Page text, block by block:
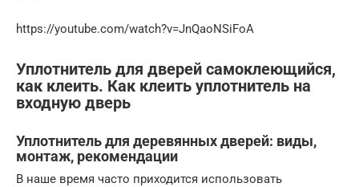
https://youtube.com/watch?v=JnQaoNSiFoA
Уплотнитель для дверей самоклеющийся,
как клеить. Как клеить уплотнитель на
входную дверь
Уплотнитель для деревянных дверей: виды,
монтаж, рекомендации
В наше время часто приходится использовать